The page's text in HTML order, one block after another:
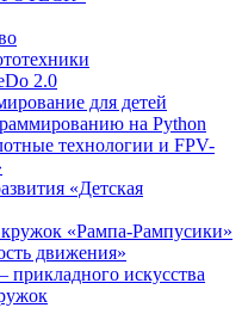
2.0
для детей
на Python
технологии и FPV-
«Детская
«Рампа-Рампусики»
движения»
искусства